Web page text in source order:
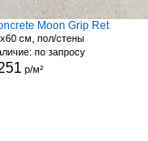
Moon Grip Ret
см, пол/стены
по запросу
р/м²